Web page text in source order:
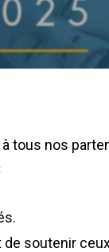
tous nos
soutenir